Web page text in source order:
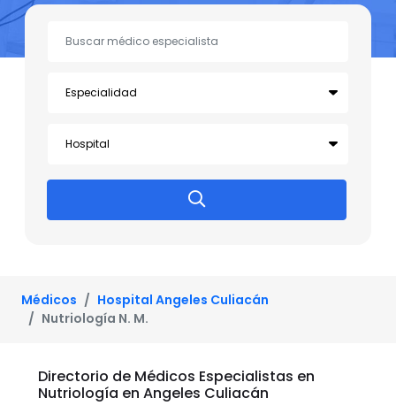
Médicos
Hospital Angeles Culiacán
Nutriología N. M.
Directorio de Médicos Especialistas en
Nutriología en Angeles Culiacán